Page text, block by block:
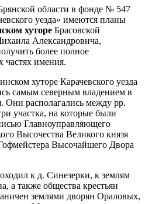
области в фонде № 547
уезда» имеются планы
хуторе Брасовской
Александровича,
более полное
частях имения.
хуторе Карачевского уезда
самым северным владением в
Они располагались между рр.
участка, на которые были
Главноуправляющего
Высочества Великого князя
Высочайшего Двора
к д. Синезерки, к землям
а также общества крестьян
землями дворян Ораловых,